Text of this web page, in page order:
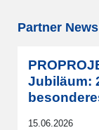
Partner
Jubiläum:
15.06.2026